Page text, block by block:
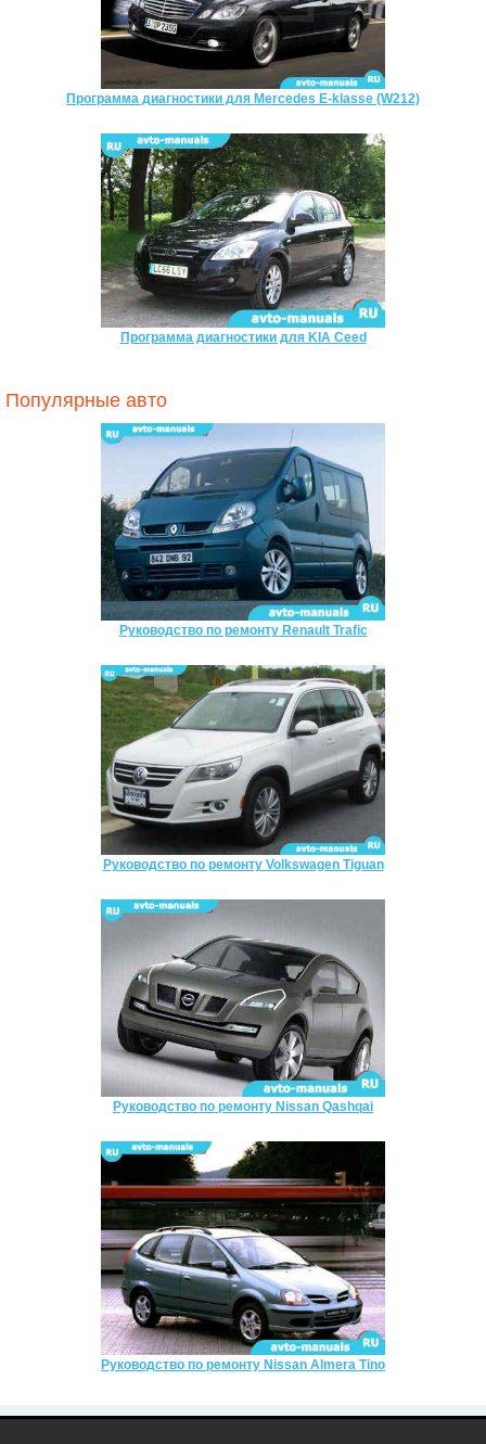
Программа диагностики для Mercedes E-klasse (W212)
Программа диагностики для KIA Ceed
Популярные авто
Руководство по ремонту Renault Trafic
Руководство по ремонту Volkswagen Tiguan
Руководство по ремонту Nissan Qashqai
Руководство по ремонту Nissan Almera Tino